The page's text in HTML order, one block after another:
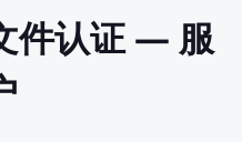
件认证 — 服